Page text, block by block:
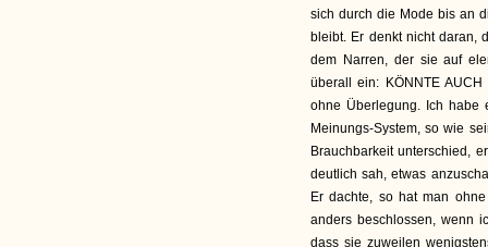
sich durch die Mode bis an
bleibt. Er denkt nicht daran,
dem Narren, der sie auf
überall ein: KÖNNTE
ohne Überlegung. Ich habe
Meinungs-System, so wie
Brauchbarkeit unterschied,
deutlich sah, etwas
Er dachte, so hat man
anders beschlossen, wenn
dass sie zuweilen